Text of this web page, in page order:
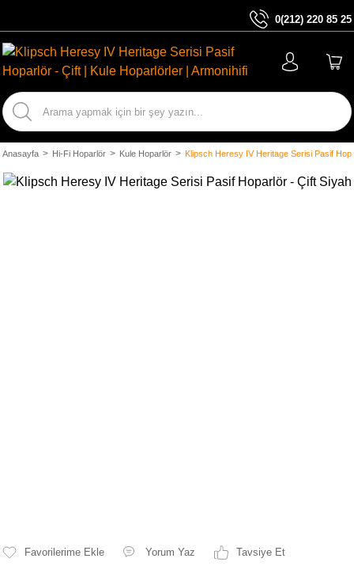
0(212) 220 85 25
Anasayfa Hi-Fi Hoparlör Kule Hoparlör Klipsch Heresy IV Heritage Serisi Pasif
Yorum Yaz Tavsiye Et